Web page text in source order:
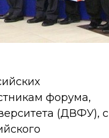
форума,
(ДВФУ), с